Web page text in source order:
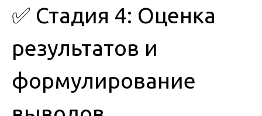
✅ Стадия 4: Оценка
результатов и
формулирование